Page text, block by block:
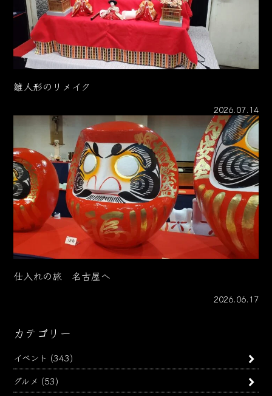
雛人形のリメイク
2026.07.14
仕入れの旅 名古屋へ
2026.06.17
カテゴリー
イベント (343)
グルメ (53)